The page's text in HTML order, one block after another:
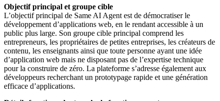
Objectif principal et groupe cible
L’objectif principal de Same AI Agent est de démocratiser le
développement d’applications web, en le rendant accessible à un
public plus large. Son groupe cible principal comprend les
entrepreneurs, les propriétaires de petites entreprises, les créateurs de
contenu, les enseignants ainsi que toute personne ayant une idée
d’application web mais ne disposant pas de l’expertise technique
pour la construire de zéro. La plateforme s’adresse également aux
développeurs recherchant un prototypage rapide et une génération
efficace d’applications.